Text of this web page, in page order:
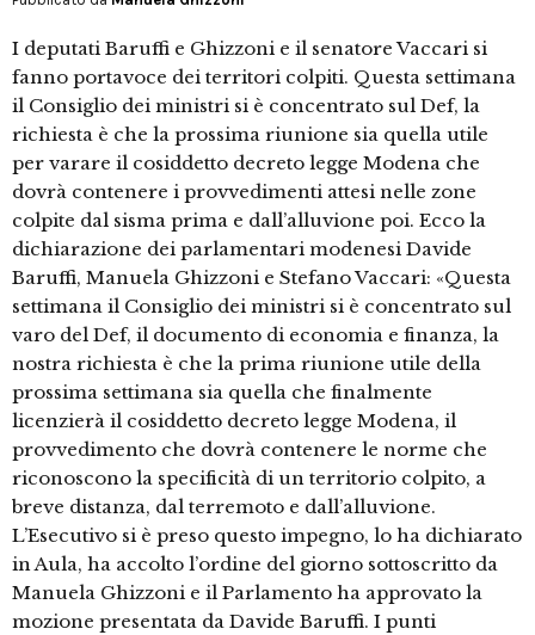
I deputati Baruffi e Ghizzoni e il senatore Vaccari si
fanno portavoce dei territori colpiti. Questa settimana
il Consiglio dei ministri si è concentrato sul Def, la
richiesta è che la prossima riunione sia quella utile
per varare il cosiddetto decreto legge Modena che
dovrà contenere i provvedimenti attesi nelle zone
colpite dal sisma prima e dall’alluvione poi. Ecco la
dichiarazione dei parlamentari modenesi Davide
Baruffi, Manuela Ghizzoni e Stefano Vaccari: «Questa
settimana il Consiglio dei ministri si è concentrato sul
varo del Def, il documento di economia e finanza, la
nostra richiesta è che la prima riunione utile della
prossima settimana sia quella che finalmente
licenzierà il cosiddetto decreto legge Modena, il
provvedimento che dovrà contenere le norme che
riconoscono la specificità di un territorio colpito, a
breve distanza, dal terremoto e dall’alluvione.
L’Esecutivo si è preso questo impegno, lo ha dichiarato
in Aula, ha accolto l’ordine del giorno sottoscritto da
Manuela Ghizzoni e il Parlamento ha approvato la
mozione presentata da Davide Baruffi. I punti